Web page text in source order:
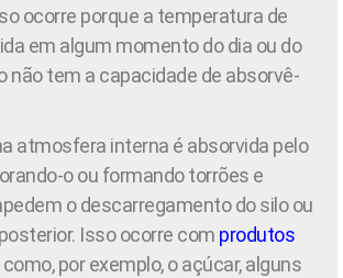
ocorre porque a temperatura de
em algum momento do dia ou do
não tem a capacidade de absorvê-
atmosfera interna é absorvida pelo
o ou formando torrões e
o descarregamento do silo ou
Isso ocorre com produtos
como, por exemplo, o açúcar, alguns